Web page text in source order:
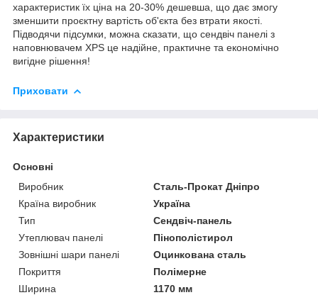
характеристик їх ціна на 20-30% дешевша, що дає змогу
зменшити проєктну вартість об'єкта без втрати якості.
Підводячи підсумки, можна сказати, що сендвіч панелі з
наповнювачем XPS це надійне, практичне та економічно
вигідне рішення!
Приховати
Характеристики
Основні
Виробник
Сталь-Прокат Дніпро
Країна виробник
Україна
Тип
Сендвіч-панель
Утеплювач панелі
Пінополістирол
Зовнішні шари панелі
Оцинкована сталь
Покриття
Полімерне
Ширина
1170 мм